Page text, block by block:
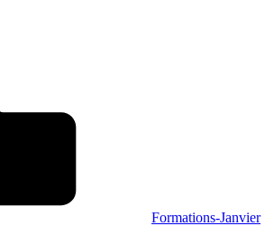
Formations-Janvier